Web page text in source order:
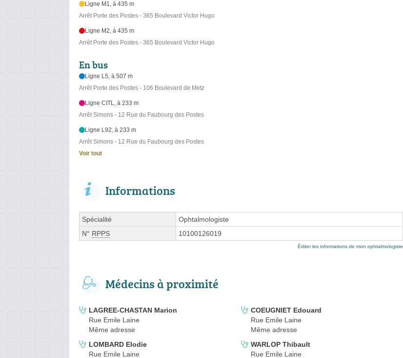
Ligne M1, à 435 m
Arrêt Porte des Postes - 365 Boulevard Victor Hugo
Ligne M2, à 435 m
Arrêt Porte des Postes - 365 Boulevard Victor Hugo
En bus
Ligne L5, à 507 m
Arrêt Porte des Postes - 106 Boulevard de Metz
Ligne CITL, à 233 m
Arrêt Simons - 12 Rue du Faubourg des Postes
Ligne L92, à 233 m
Arrêt Simons - 12 Rue du Faubourg des Postes
Voir tout
Informations
Spécialité
Ophtalmologiste
N° RPPS 10100126019
Éditer les informations de mon ophtalmologiste
Médecins à proximité
LAGREE-CHASTAN Marion
Rue Emile Laine
Même adresse
COEUGNIET Edouard
Rue Emile Laine
Même adresse
LOMBARD Elodie
Rue Emile Laine
WARLOP Thibault
Rue Emile Laine